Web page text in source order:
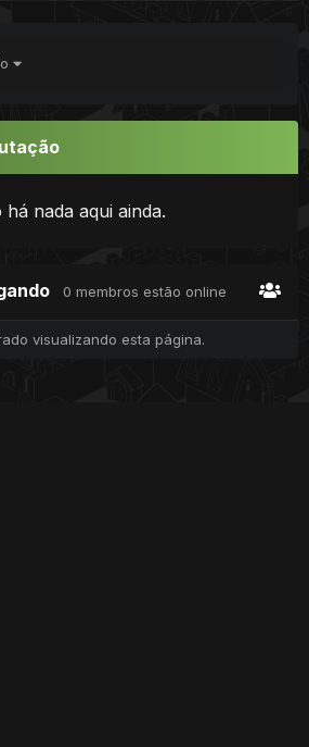
há nada aqui ainda.
0 membros estão online
visualizando esta página.